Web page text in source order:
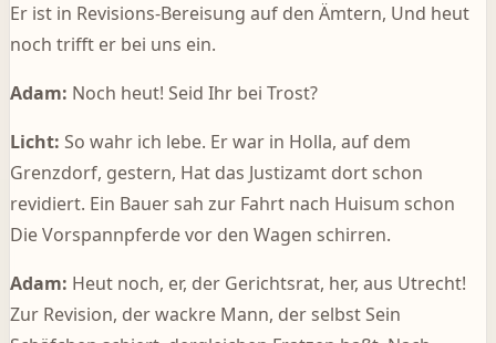
Er ist in Revisions-Bereisung auf den Ämtern, Und heut
noch trifft er bei uns ein.
Adam: Noch heut! Seid Ihr bei Trost?
Licht: So wahr ich lebe. Er war in Holla, auf dem
Grenzdorf, gestern, Hat das Justizamt dort schon
revidiert. Ein Bauer sah zur Fahrt nach Huisum schon
Die Vorspannpferde vor den Wagen schirren.
Adam: Heut noch, er, der Gerichtsrat, her, aus Utrecht!
Zur Revision, der wackre Mann, der selbst Sein